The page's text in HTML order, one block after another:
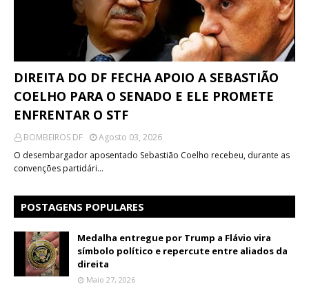
DIREITA DO DF FECHA APOIO A SEBASTIÃO
COELHO PARA O SENADO E ELE PROMETE
ENFRENTAR O STF
BOMBEIROS DF
Agosto 03, 2026
O desembargador aposentado Sebastião Coelho recebeu, durante as
convenções partidári…
POSTAGENS POPULARES
Medalha entregue por Trump a Flávio vira
símbolo político e repercute entre aliados da
direita
Maio 27, 2026